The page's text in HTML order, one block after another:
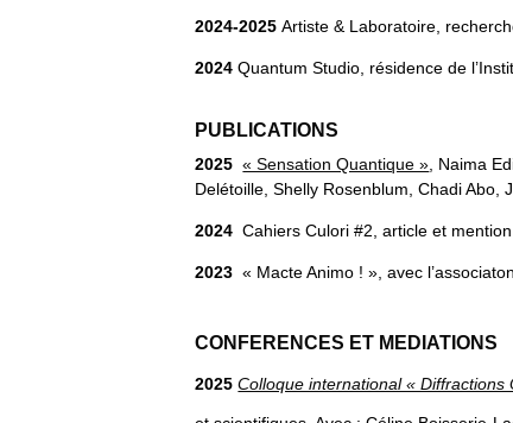
2024-2025Artiste & Laboratoire,
2024Quantum Studio, résidence de
PUBLICATIONS
2025« Sensation Quantique » , Naima
Delétoille, Shelly Rosenblum, Chadi Abo,
2024 Cahiers Culori #2, article et
2023« Macte Animo ! », avec
CONFERENCES ET MEDIATIONS
2025Colloque international «